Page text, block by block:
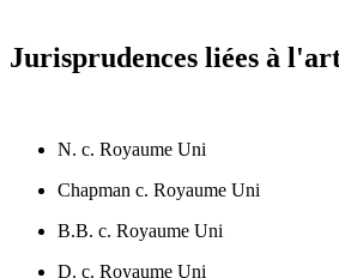
Jurisprudences liées à
N. c. Royaume Uni
Chapman c. Royaume Uni
B.B. c. Royaume Uni
D. c. Royaume Uni